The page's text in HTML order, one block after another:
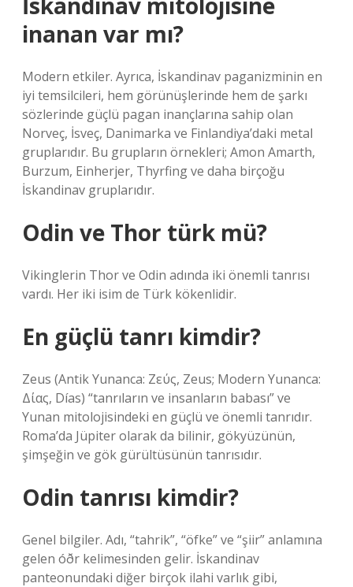
inanan var mı?
Modern etkiler. Ayrıca, İskandinav paganizminin en
iyi temsilcileri, hem görünüşlerinde hem de şarkı
sözlerinde güçlü pagan inançlarına sahip olan
Norveç, İsveç, Danimarka ve Finlandiya’daki metal
gruplarıdır. Bu grupların örnekleri; Amon Amarth,
Burzum, Einherjer, Thyrfing ve daha birçoğu
İskandinav gruplarıdır.
Odin ve Thor türk mü?
Vikinglerin Thor ve Odin adında iki önemli tanrısı
vardı. Her iki isim de Türk kökenlidir.
En güçlü tanrı kimdir?
Zeus (Antik Yunanca: Ζεύς, Zeus; Modern Yunanca:
Δίας, Días) “tanrıların ve insanların babası” ve
Yunan mitolojisindeki en güçlü ve önemli tanrıdır.
Roma’da Jüpiter olarak da bilinir, gökyüzünün,
şimşeğin ve gök gürültüsünün tanrısıdır.
Odin tanrısı kimdir?
Genel bilgiler. Adı, “tahrik”, “öfke” ve “şiir” anlamına
gelen óðr kelimesinden gelir. İskandinav
panteonundaki diğer birçok ilahi varlık gibi,